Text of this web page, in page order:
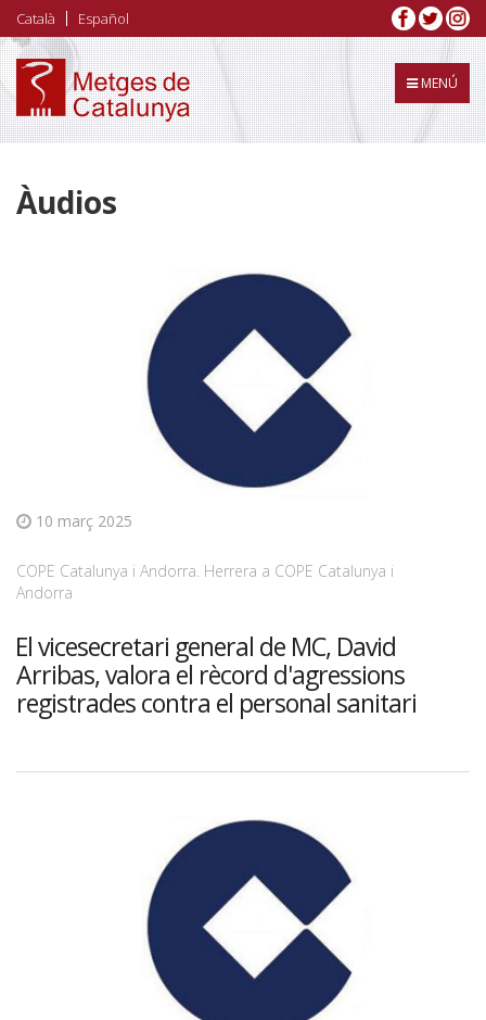
Vés
al
contingut
Català Español
MENÚ
Àudios
10 març 2025
COPE Catalunya i Andorra. Herrera a COPE Catalunya i
Andorra
El vicesecretari general de MC, David
Arribas, valora el rècord d'agressions
registrades contra el personal sanitari